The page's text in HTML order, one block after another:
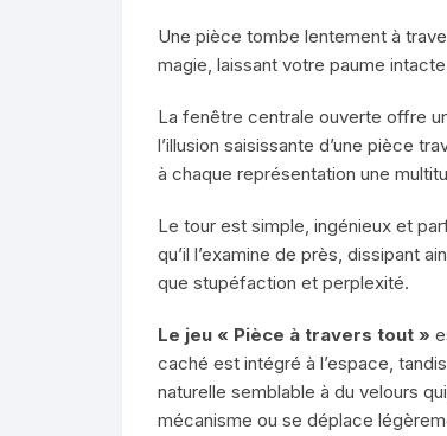
Une pièce tombe lentement à
magie, laissant votre paume
La fenêtre centrale ouverte offre
l’illusion saisissante d’une pièce
à chaque représentation une
Le tour est simple, ingénieux et
qu’il l’examine de près, dissipant
que stupéfaction et perplexité.
Le jeu « Pièce à travers tout »
caché est intégré à l’espace,
naturelle semblable à du velours
mécanisme ou se déplace